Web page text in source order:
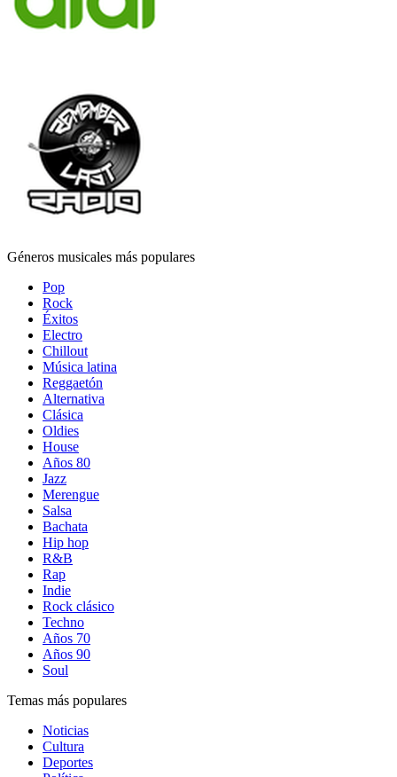
Géneros musicales más populares
Pop
Rock
Éxitos
Electro
Chillout
Música latina
Reggaetón
Alternativa
Clásica
Oldies
House
Años 80
Jazz
Merengue
Salsa
Bachata
Hip hop
R&B
Rap
Indie
Rock clásico
Techno
Años 70
Años 90
Soul
Temas más populares
Noticias
Cultura
Deportes